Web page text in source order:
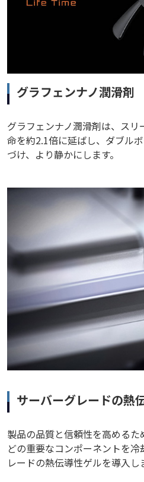
グラフェンナノ潤滑剤
グラフェンナノ潤滑剤は、ス
命を約2.1倍に延ばし、ダブル
づけ、より静かにします。
サーバーグレードの熱
製品の品質と信頼性を高めるた
どの重要なコンポーネントを
レードの熱伝導性ゲルを導入し